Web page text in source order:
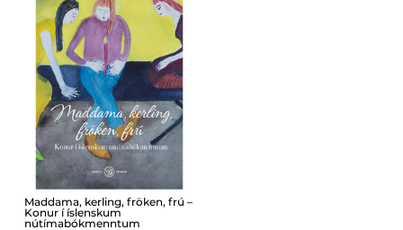
Maddama, kerling, fröken, frú –
Konur í íslenskum
nútímabókmenntum